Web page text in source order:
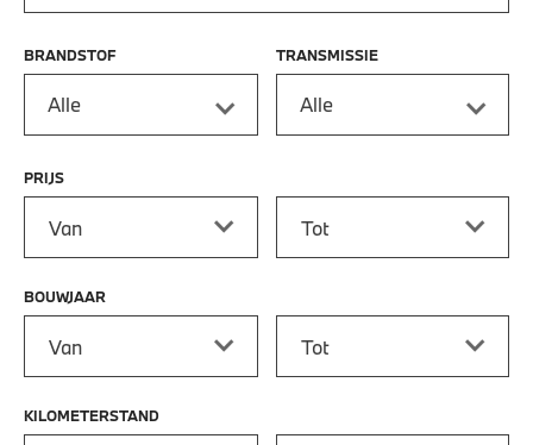
BRANDSTOF
Alle
TRANSMISSIE
Alle
PRIJS
BOUWJAAR
KILOMETERSTAND